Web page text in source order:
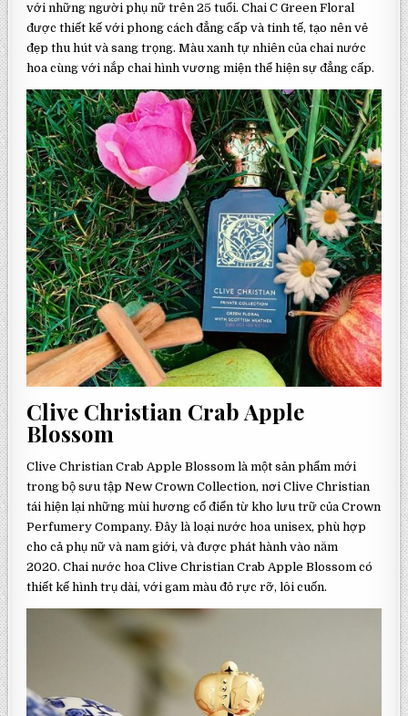
với những người phụ nữ trên 25 tuổi. Chai C Green Floral
được thiết kế với phong cách đẳng cấp và tinh tế, tạo nên vẻ
đẹp thu hút và sang trọng. Màu xanh tự nhiên của chai nước
hoa cùng với nắp chai hình vương miện thể hiện sự đẳng cấp.
Clive Christian Crab Apple
Blossom
Clive Christian Crab Apple Blossom là một sản phẩm mới
trong bộ sưu tập New Crown Collection, nơi Clive Christian
tái hiện lại những mùi hương cổ điển từ kho lưu trữ của Crown
Perfumery Company. Đây là loại nước hoa unisex, phù hợp
cho cả phụ nữ và nam giới, và được phát hành vào năm
2020. Chai nước hoa Clive Christian Crab Apple Blossom có
thiết kế hình trụ dài, với gam màu đỏ rực rỡ, lôi cuốn.